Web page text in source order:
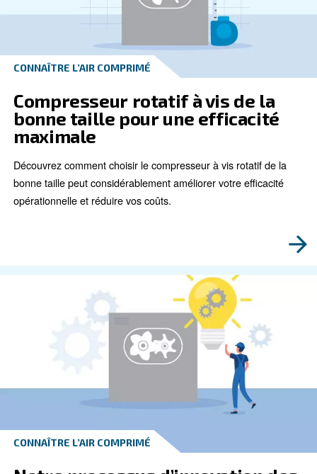
MODE D'EMPLOI
Comment choisir le bon
compresseur rotatif à vis
Si vous cherchez à maintenir votre compresseur
pièces OEM. Pour en savoir plus, cliquez ici.